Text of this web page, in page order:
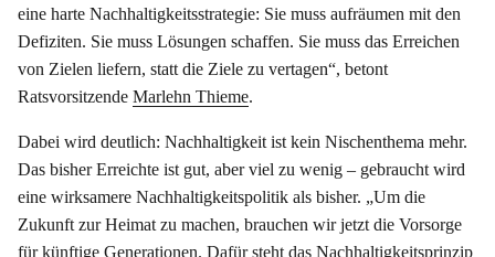
eine harte Nachhaltigkeitsstrategie: Sie muss aufräumen mit den
Defiziten. Sie muss Lösungen schaffen. Sie muss das Erreichen
von Zielen liefern, statt die Ziele zu vertagen“, betont
Ratsvorsitzende Marlehn Thieme.
Dabei wird deutlich: Nachhaltigkeit ist kein Nischenthema mehr.
Das bisher Erreichte ist gut, aber viel zu wenig – gebraucht wird
eine wirksamere Nachhaltigkeitspolitik als bisher. „Um die
Zukunft zur Heimat zu machen, brauchen wir jetzt die Vorsorge
für künftige Generationen. Dafür steht das Nachhaltigkeitsprinzip